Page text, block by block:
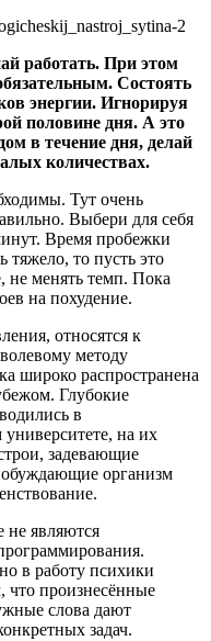
работать. При этом
Состоять
энергии. Игнорируя
половине дня. А это
в течение дня, делай
количествах.
Тут очень
Выбери для себя
Время пробежки
тяжело, то пусть это
не менять темп. Пока
на похудение.
относятся к
методу
широко распространена
Глубокие
в
на их
задевающие
организм
не являются
в работу психики
что произнесённые
слова дают
задач.